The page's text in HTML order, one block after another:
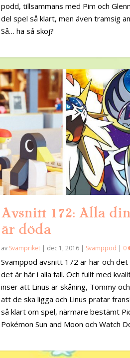
podd, tillsammans med Pim och
del spel så klart, men även tramsig
Så… ha så skoj?
Avsnitt 172: Alla
är döda
av Svampriket| dec 1, 2016| Svamppod | 0
Svamppod avsnitt 172 är här och
det är här i alla fall. Och fullt med
inser att Linus är skåning, Tommy
att de ska ligga och Linus pratar
så klart om spel, närmare bestämt
Pokémon Sun and Moon och Watch